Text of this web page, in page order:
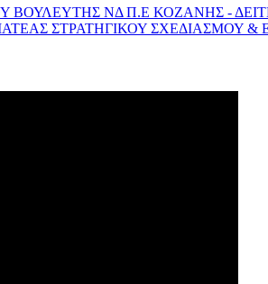
ΒΟΥΛΕΥΤΗΣ ΝΔ Π.Ε ΚΟΖΑΝΗΣ -
ΣΤΡΑΤΗΓΙΚΟΥ ΣΧΕΔΙΑΣΜΟΥ &